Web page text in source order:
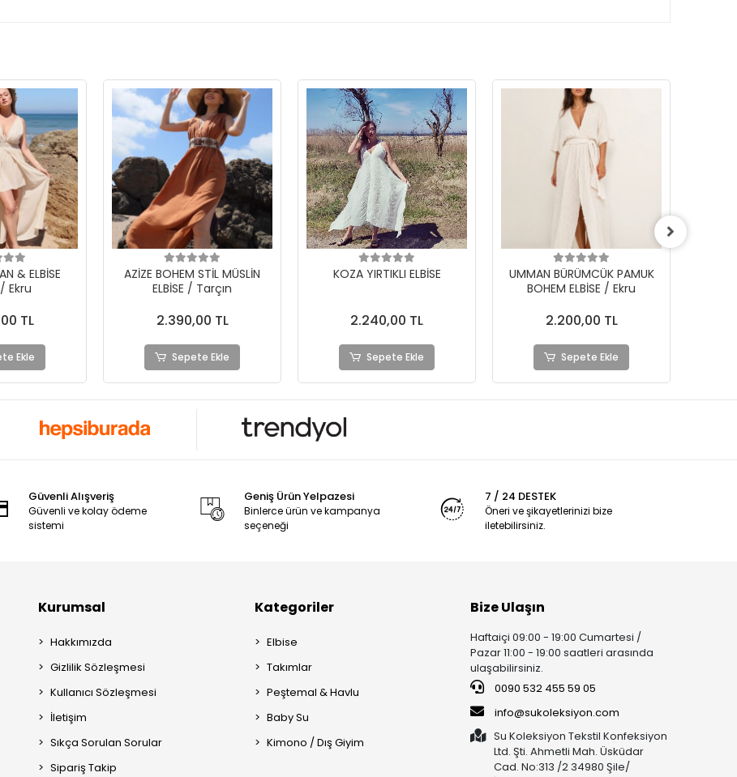
MÜSLİN
TL
Ekle
KOZA YIRTIKLI ELBİSE
2.240,00 TL
Sepete Ekle
UMMAN BÜRÜMCÜK PAMUK
2.200,00 TL
Sepete Ekle
UMMAN BÜRÜMCÜK PAMUK
BOHEM ELBİSE / Siyah
%4
2.200,00 TL
Sepete Ekle
Güvenli Alışveriş
Güvenli ve kolay ödeme
sistemi
Geniş Ürün Yelpazesi
Binlerce ürün ve kampanya
seçeneği
7 / 24 DESTEK
Öneri ve şikayetlerinizi bize
iletebilirsiniz.
Kurumsal
Hakkımızda
Gizlilik Sözleşmesi
Kullanıcı Sözleşmesi
İletişim
Sıkça Sorulan Sorular
Sipariş Takip
Kategoriler
Elbise
Takımlar
Peştemal & Havlu
Baby Su
Kimono / Dış Giyim
Bize Ulaşın
Haftaiçi 09:00 - 19:00 Cumartesi /
Pazar 11:00 - 19:00 saatleri arasında
ulaşabilirsiniz.
0090 532 455 59 05
info@sukoleksiyon.com
Su Koleksiyon Tekstil Konfeksiyon
Ltd. Şti. Ahmetli Mah. Üsküdar
Cad. No:313 /2 34980 Şile/